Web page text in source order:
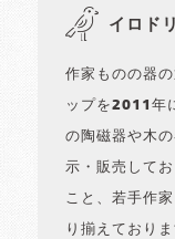
イロド
作家ものの器
ップを2011年
の陶磁器や木
示・販売して
こと、若手作
り揃えており